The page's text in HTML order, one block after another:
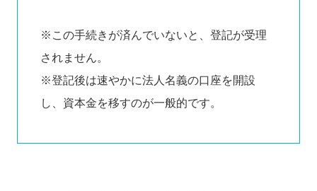
※この手続きが済んでいないと、登記が受理
されません。
※登記後は速やかに法人名義の口座を開設
し、資本金を移すのが一般的です。